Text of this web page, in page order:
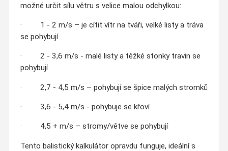
možné určit sílu větru s velice malou odchylkou:
· 1 - 2 m/s – je cítit vítr na tváři, velké listy a tráva
se pohybují
· 2 - 3,6 m/s - malé listy a těžké stonky travin se
pohybují
· 2,7 - 4,5 m/s – pohybují se špice malých stromků
· 3,6 - 5,4 m/s - pohybuje se křoví
· 4,5 + m/s – stromy/větve se pohybují
Tento balistický kalkulátor opravdu funguje, ideální s